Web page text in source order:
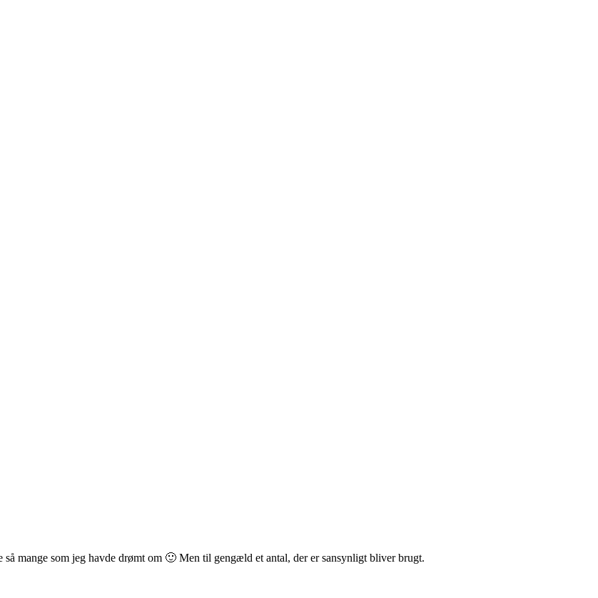
mange som jeg havde drømt om 🙂 Men til gengæld et antal, der er sansynligt bliver brugt.